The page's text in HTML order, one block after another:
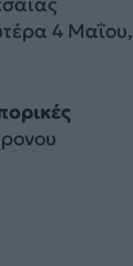
4 Μαΐου,